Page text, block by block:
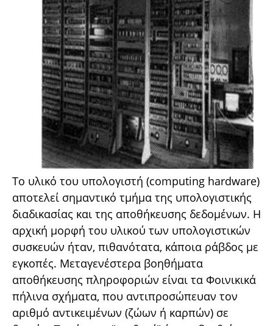
Το υλικό του υπολογιστή (computing hardware)
αποτελεί σημαντικό τμήμα της υπολογιστικής
διαδικασίας και της αποθήκευσης δεδομένων. Η
αρχική μορφή του υλικού των υπολογιστικών
συσκευών ήταν, πιθανότατα, κάποια ράβδος με
εγκοπές. Μεταγενέστερα βοηθήματα
αποθήκευσης πληροφοριών είναι τα Φοινικικά
πήλινα σχήματα, που αντιπροσώπευαν τον
αριθμό αντικειμένων (ζώων ή καρπών) σε